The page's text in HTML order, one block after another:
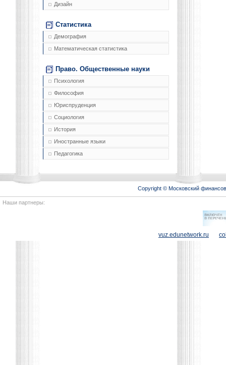
Дизайн
Статистика
Демография
Математическая статистика
Право. Общественные науки
Психология
Философия
Юриспруденция
Социология
История
Иностранные языки
Педагогика
Copyright © Московский
Наши партнеры:
vuz.edunetwork.ru